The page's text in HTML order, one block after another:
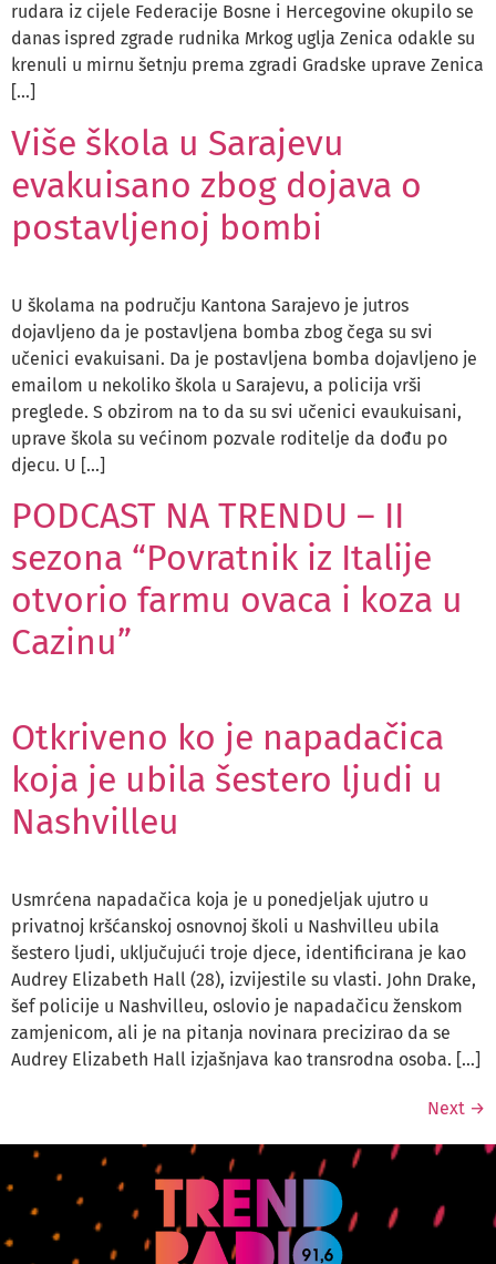
rudara iz cijele Federacije Bosne i Hercegovine okupilo se
danas ispred zgrade rudnika Mrkog uglja Zenica odakle su
krenuli u mirnu šetnju prema zgradi Gradske uprave Zenica
[…]
Više škola u Sarajevu
evakuisano zbog dojava o
postavljenoj bombi
U školama na području Kantona Sarajevo je jutros
dojavljeno da je postavljena bomba zbog čega su svi
učenici evakuisani. Da je postavljena bomba dojavljeno je
emailom u nekoliko škola u Sarajevu, a policija vrši
preglede. S obzirom na to da su svi učenici evaukuisani,
uprave škola su većinom pozvale roditelje da dođu po
djecu. U […]
PODCAST NA TRENDU – II
sezona “Povratnik iz Italije
otvorio farmu ovaca i koza u
Cazinu”
Otkriveno ko je napadačica
koja je ubila šestero ljudi u
Nashvilleu
Usmrćena napadačica koja je u ponedjeljak ujutro u
privatnoj kršćanskoj osnovnoj školi u Nashvilleu ubila
šestero ljudi, uključujući troje djece, identificirana je kao
Audrey Elizabeth Hall (28), izvijestile su vlasti. John Drake,
šef policije u Nashvilleu, oslovio je napadačicu ženskom
zamjenicom, ali je na pitanja novinara precizirao da se
Audrey Elizabeth Hall izjašnjava kao transrodna osoba. […]
Next →